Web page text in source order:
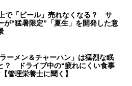
で「ビール」売れなくなる？ サ
が“猛暑限定”「夏生」を開発した意
ーメン＆チャーハン」は猛烈な眠
？ ドライブ中の“疲れにくい食事
管理栄養士に聞く】